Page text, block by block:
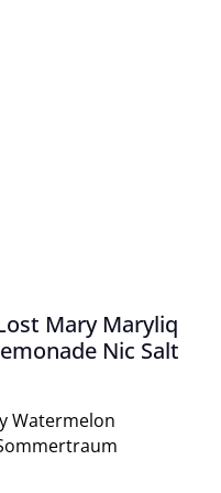
0 von 5 Sternen
nicht verfügbar.)
Mary Maryliq
Nic Salt
Watermelon